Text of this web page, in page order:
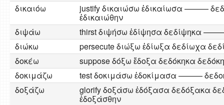
δικαιόω
justify δικαιώσω ἐδικαίωσα ———
ἐδικαιώθην
διψάω
thirst διψήσω ἐδίψησα δεδίψηκα
διώκω
persecute διώξω ἐδίωξα δεδίωχα
δοκέω
suppose δόξω ἔδοξα δεδόκηκα
δοκιμάζω
test δοκιμάσω ἐδοκίμασα ———
δοξάζω
glorify δοξάσω ἐδόξασα δεδόξακα
ἐδοξάσθην